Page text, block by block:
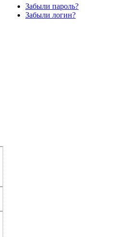
Забыли пароль?
Забыли логин?